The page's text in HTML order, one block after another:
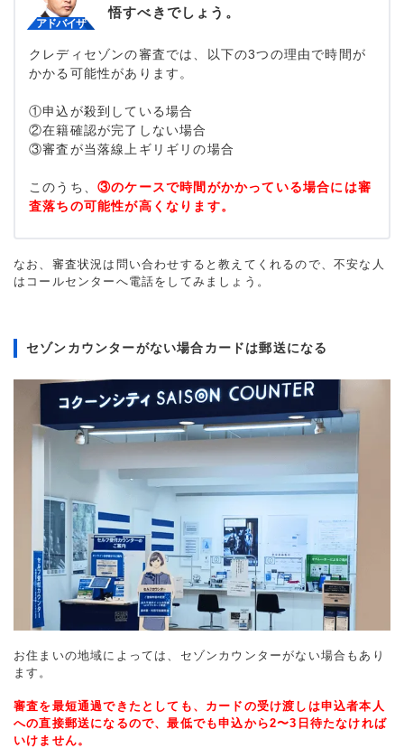
悟すべきでしょう。
クレディセゾンの審査では、以下の3つの理由で時間が
かかる可能性があります。
①申込が殺到している場合
②在籍確認が完了しない場合
③審査が当落線上ギリギリの場合
このうち、 ③のケースで時間がかかっている場合には審
査落ちの可能性が高くなります。
なお、審査状況は問い合わせすると教えてくれるので、不安な人
はコールセンターへ電話をしてみましょう。
セゾンカウンターがない場合カードは郵送になる
お住まいの地域によっては、セゾンカウンターがない場合もあり
ます。
審査を最短通過できたとしても、カードの受け渡しは申込者本人
への直接郵送になるので、最低でも申込から2〜3日待たなければ
いけません。